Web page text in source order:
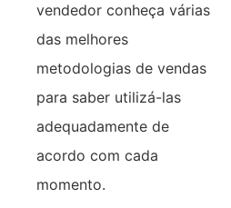
vendedor conheça várias
das melhores
metodologias de vendas
para saber utilizá-las
adequadamente de
acordo com cada
momento.